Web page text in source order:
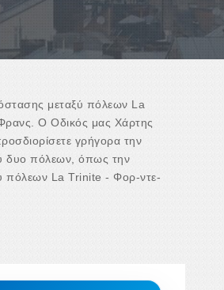
μεταξύ πόλεων La
Ο Οδικός μας Χάρτης
γρήγορα την
δυο πόλεων, όπως την
πόλεων La Trinite - Φορ-ντε-